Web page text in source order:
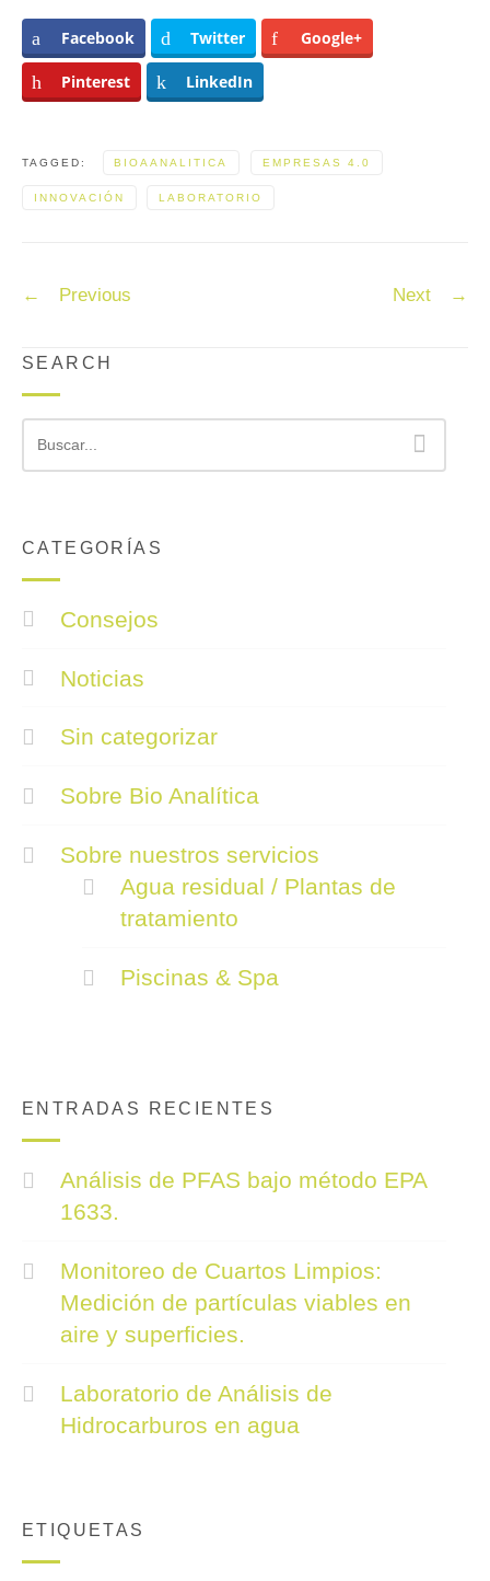
Facebook Twitter Google+
Pinterest LinkedIn
TAGGED: BIOAANALITICA EMPRESAS 4.0
INNOVACIÓN LABORATORIO
navigation
← Previous Next →
SEARCH
CATEGORÍAS
Consejos
Noticias
Sin categorizar
Sobre Bio Analítica
Sobre nuestros servicios
Agua residual / Plantas de
tratamiento
Piscinas & Spa
ENTRADAS RECIENTES
Análisis de PFAS bajo método EPA
1633.
Monitoreo de Cuartos Limpios:
Medición de partículas viables en
aire y superficies.
Laboratorio de Análisis de
Hidrocarburos en agua
ETIQUETAS